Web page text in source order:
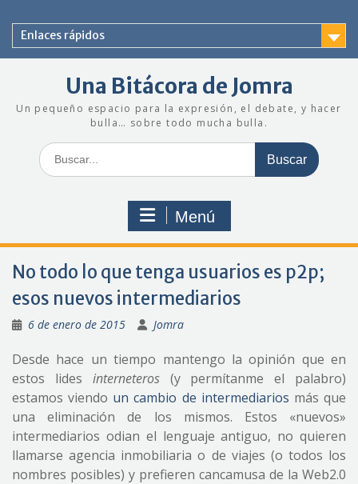
contenido
Enlaces rápidos
Una Bitácora de Jomra
Un pequeño espacio para la expresión, el debate, y hacer
bulla… sobre todo mucha bulla.
Buscar:
Menú
No todo lo que tenga usuarios es p2p;
esos nuevos intermediarios
6 de enero de 2015 Jomra
Desde hace un tiempo mantengo la opinión que en
estos lides interneteros(y permítanme el palabro)
estamos viendo un cambio de intermediarios más que
una eliminación de los mismos. Estos «nuevos»
intermediarios odian el lenguaje antiguo, no quieren
llamarse agencia inmobiliaria o de viajes (o todos los
nombres posibles) y prefieren cancamusa de la Web2.0